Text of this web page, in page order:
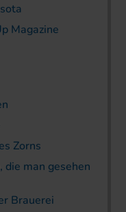
Magazine
Zorns
man gesehen
Brauerei